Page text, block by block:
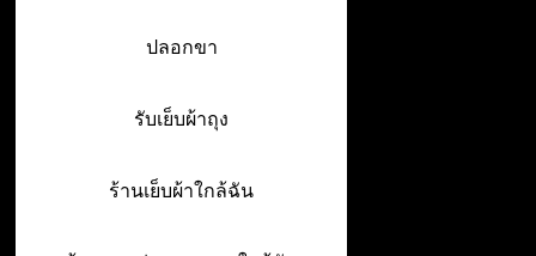
ปลอกขา
รับเย็บผ้าถุง
ร้านเย็บผ้าใกล้ฉัน